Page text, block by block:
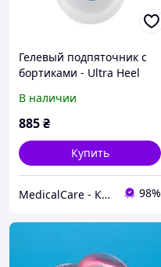
Гелевый подпяточник с
бортиками - Ultra Heel
В наличии
885₴
Купить
MedicalCare - Красота и уход за Вашим здоровьем 98%